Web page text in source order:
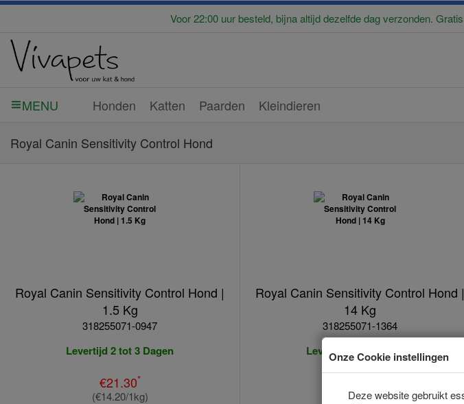
Voor 22:00 uur besteld, bijna altijd dezelfde dag verzonden.
MENU Honden Katten Paarden Kleindieren
Royal Canin Sensitivity Control Hond
Royal Canin Sensitivity Control Hond |
1.5 Kg
318255071-0947
Levertijd 2 tot 3 Dagen
€21.30*
(€14.20/1kg)
Royal Canin Sensitivity Control Hond |
14 Kg
318255071-1364
Levertijd 2 tot 3 Dagen
(€7.94/1kg)